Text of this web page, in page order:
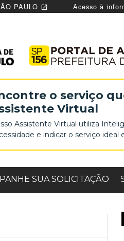
PAULO open_in_new Acesso à
o serviço
Virtual
Assistente Virtual utiliza
e indicar o serviço
MAIS SOLICITADOS NO
SUA SOLICITAÇÃO